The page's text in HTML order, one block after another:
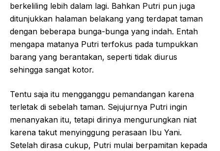
berkeliling lebih dalam lagi. Bahkan Putri pun juga
ditunjukkan halaman belakang yang terdapat taman
dengan beberapa bunga-bunga yang indah. Entah
mengapa matanya Putri terfokus pada tumpukkan
barang yang berantakan, seperti tidak diurus
sehingga sangat kotor.
Tentu saja itu mengganggu pemandangan karena
terletak di sebelah taman. Sejujurnya Putri ingin
menanyakan itu, tetapi dirinya mengurungkan niat
karena takut menyinggung perasaan Ibu Yani.
Setelah dirasa cukup, Putri mulai berpamitan kepada